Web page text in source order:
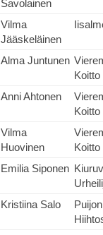
Savolainen
Vilma
Jääskeläinen
Alma Juntunen
Koitto
Anni Ahtonen
Koitto
Vilma
Huovinen
Koitto
Emilia Siponen
Kristiina Salo
Puijon